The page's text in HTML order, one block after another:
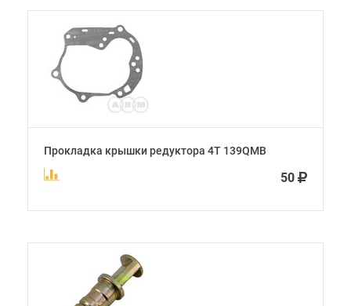
Прокладка крышки редуктора 4Т 139QMB
50